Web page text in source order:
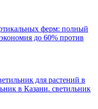
ферм: полный
до 60% против
для растений в
в Казани. светильник